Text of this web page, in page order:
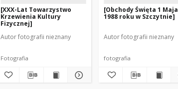
[XXX-Lat Towarzystwo
Krzewienia Kultury
Fizycznej]
Autor fotografii nieznany
Fotografia
[Obchody Święta 1 Maja
1988 roku w Szczytnie]
Autor fotografii nieznany
fotografia